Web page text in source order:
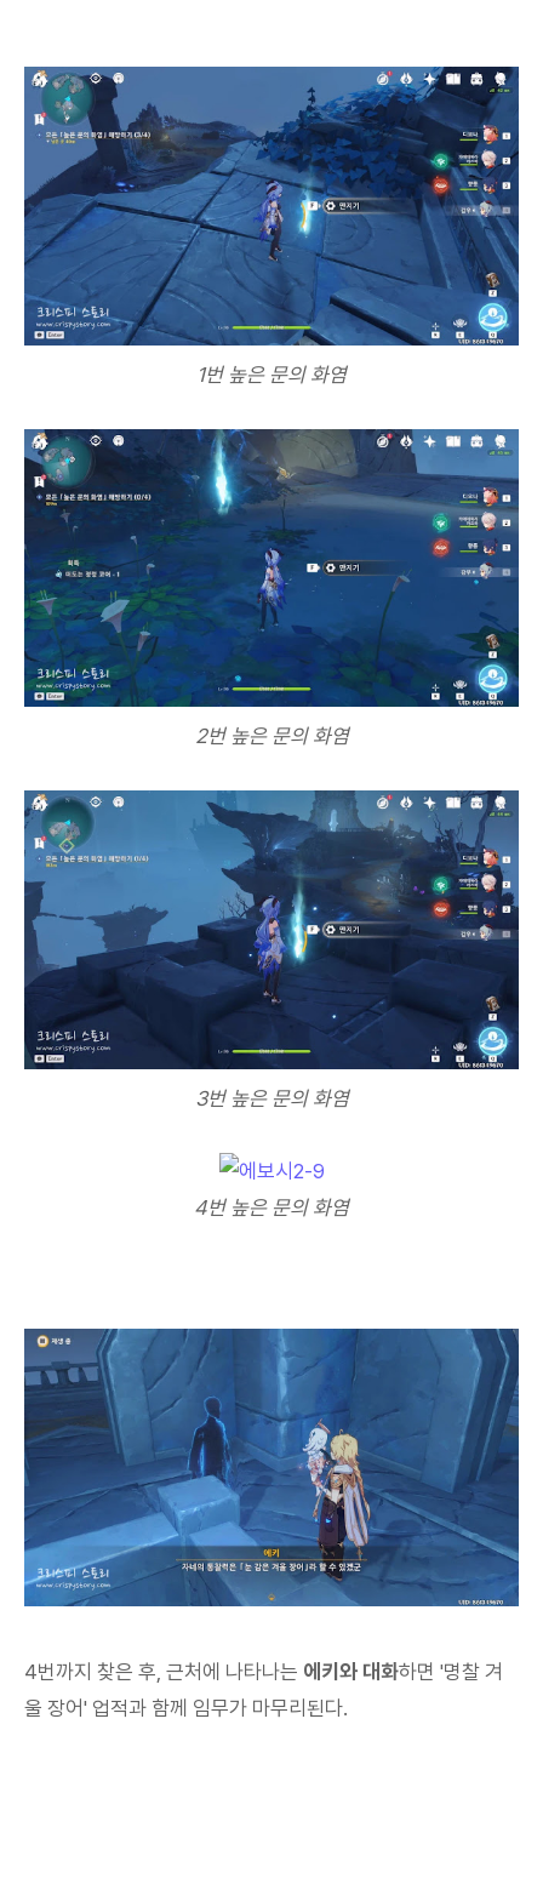
1번 높은 문의 화염
2번 높은 문의 화염
3번 높은 문의 화염
4번 높은 문의 화염
4번까지 찾은 후, 근처에 나타나는 에키와 대화하면 '명찰 겨
울 장어' 업적과 함께 임무가 마무리된다.